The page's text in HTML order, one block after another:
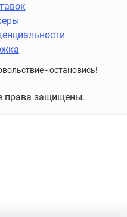
- остановись!
права защищены.